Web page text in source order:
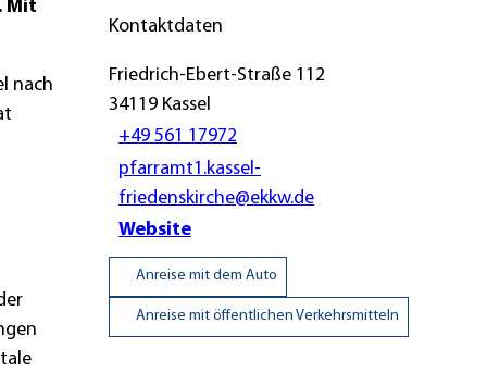
Mit
nach
Kontaktdaten
Friedrich-Ebert-Straße 112
34119 Kassel
+49 561 17972
pfarramt1.kassel-
friedenskirche@ekkw.de
Website
Anreise mit dem Auto
Anreise mit öffentlichen Verkehrsmitteln